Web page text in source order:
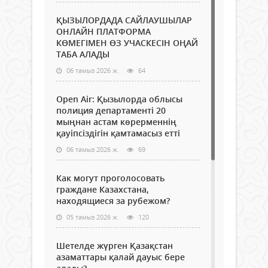
ҚЫЗЫЛОРДАДА САЙЛАУШЫЛАР
ОНЛАЙН ПЛАТФОРМА
КӨМЕГІМЕН ӨЗ УЧАСКЕСІН ОҢАЙ
ТАБА АЛАДЫ
06 тамыз 2026 ж. 64
Open Air: Қызылорда облысы
полиция департаменті 20
мыңнан астам көрерменнің
қауіпсіздігін қамтамасыз етті
06 тамыз 2026 ж. 69
Как могут проголосовать
граждане Казахстана,
находящиеся за рубежом?
05 тамыз 2026 ж. 120
Шетелде жүрген Қазақстан
азаматтары қалай дауыс бере